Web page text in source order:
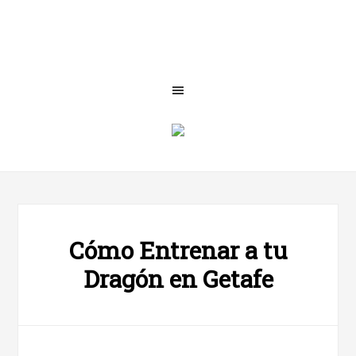
Cómo Entrenar a tu
Dragón en Getafe